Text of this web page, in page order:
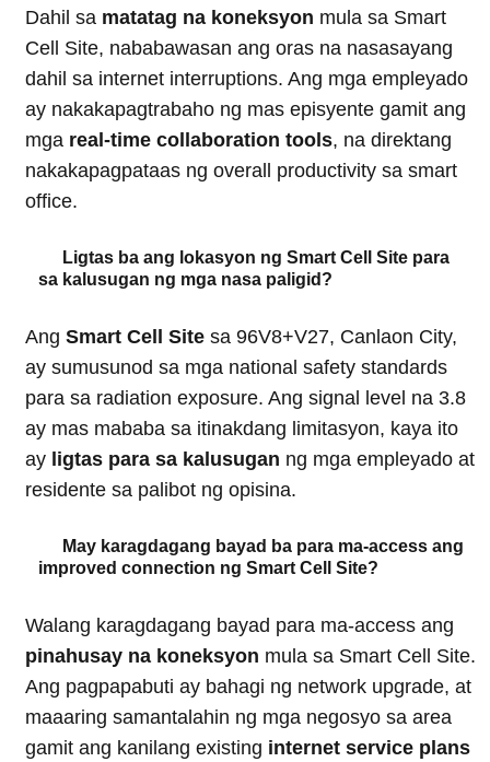
Dahil sa matatag na koneksyon mula sa Smart
Cell Site, nababawasan ang oras na nasasayang
dahil sa internet interruptions. Ang mga empleyado
ay nakakapagtrabaho ng mas episyente gamit ang
mga real-time collaboration tools, na direktang
nakakapagpataas ng overall productivity sa smart
office.
Ligtas ba ang lokasyon ng Smart Cell Site para
sa kalusugan ng mga nasa paligid?
Ang Smart Cell Site sa 96V8+V27, Canlaon City,
ay sumusunod sa mga national safety standards
para sa radiation exposure. Ang signal level na 3.8
ay mas mababa sa itinakdang limitasyon, kaya ito
ay ligtas para sa kalusugan ng mga empleyado at
residente sa palibot ng opisina.
May karagdagang bayad ba para ma-access ang
improved connection ng Smart Cell Site?
Walang karagdagang bayad para ma-access ang
pinahusay na koneksyon mula sa Smart Cell Site.
Ang pagpapabuti ay bahagi ng network upgrade, at
maaaring samantalahin ng mga negosyo sa area
gamit ang kanilang existing internet service plans